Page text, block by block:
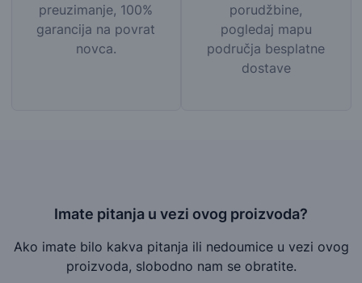
preuzimanje, 100%
garancija na povrat
novca.
porudžbine,
pogledaj mapu
područja besplatne
dostave
Imate pitanja u vezi ovog proizvoda?
Ako imate bilo kakva pitanja ili nedoumice u vezi ovog
proizvoda, slobodno nam se obratite.